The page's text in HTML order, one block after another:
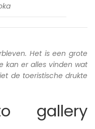
Het is een grote
kan er alles vinden wat
de toeristische drukte
gallery